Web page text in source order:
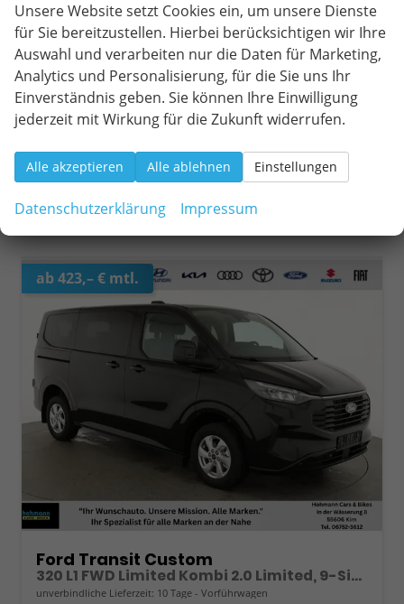
Fahrzeugnr. 18978 Getriebe Schaltgetriebe
Kraftstoff Diesel Außenfarbe Magneticgrau Metallic
Leistung 110 kW (150 PS) Kilometerstand 15 km
01.03.2026
44.970,– €
Verbrauch kombiniert:7,40 l/100km
CO -Klasse:G
CO2-Emissionen:195,00 g/km
ab 423,– € mtl.
Ford Transit Custom
320 L1 FWD Limited Kombi 2.0 Limited, 9-Sitzer, Navi, FS-beheizbar, Side, Kamera, 4 J.-Garantie
unverbindliche Lieferzeit: 10 Tage Vorführwagen
Unsere Website setzt Cookies ein, um unsere Dienste
für Sie bereitzustellen. Hierbei berücksichtigen wir Ihre
Auswahl und verarbeiten nur die Daten für Marketing,
Analytics und Personalisierung, für die Sie uns Ihr
Einverständnis geben. Sie können Ihre Einwilligung
jederzeit mit Wirkung für die Zukunft widerrufen.
Alle akzeptieren Alle ablehnen Einstellungen
Datenschutzerklärung Impressum